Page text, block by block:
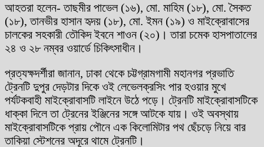
আহতরা হলেন- তাছমীর পাভেল (১৬), মো. মাহিম (১৮), মো. সৈকত
(১৮), তানভীর হাসান হৃদয় (১৮), মো. ইমন (১৯) ও মাইক্রোবাসের
চালকের সহকারী তৌকিদ ইবনে শাওন (২০)। তারা চমেক হাসপাতালের
২৪ ও ২৮ নম্বর ওয়ার্ডে চিকিৎসাধীন।
প্রত্যক্ষদর্শীরা জানান, ঢাকা থেকে চট্টগ্রামগামী মহানগর প্রভাতি
ট্রেনটি দুপুর দেড়টার দিকে ওই লেভেলক্রসিং পার হওয়ার মুখে
পর্যটকবাহী মাইক্রোবাসটি লাইনে উঠে পড়ে। ট্রেনটি মাইক্রোবাসটিকে
ধাক্কা দিলে তা ট্রেনের ইঞ্জিনের সঙ্গে আটকে যায়। ওই অবস্থায়
মাইক্রোবাসটিকে প্রায় পৌনে এক কিলোমিটার পথ ছেঁচড়ে নিয়ে বার
তাকিয়া স্টেশনের অদূরে থামে ট্রেনটি।